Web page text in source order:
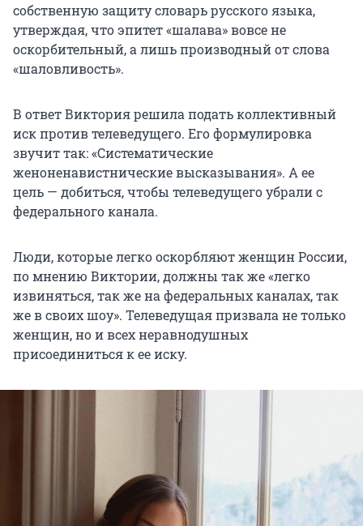
собственную защиту словарь русского языка,
утверждая, что эпитет «шалава» вовсе не
оскорбительный, а лишь производный от слова
«шаловливость».
В ответ Виктория решила подать коллективный
иск против телеведущего. Его формулировка
звучит так: «Систематические
женоненавистнические высказывания». А ее
цель — добиться, чтобы телеведущего убрали с
федерального канала.
Люди, которые легко оскорбляют женщин России,
по мнению Виктории, должны так же «легко
извиняться, так же на федеральных каналах, так
же в своих шоу». Телеведущая призвала не только
женщин, но и всех неравнодушных
присоединиться к ее иску.